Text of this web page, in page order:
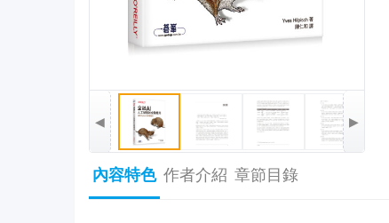
◀ ▶
內容特色 作者介紹 章節目錄